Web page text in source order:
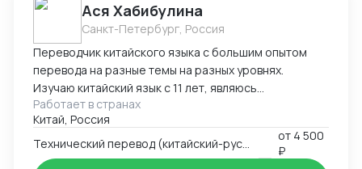
Ася Хабибулина
Санкт-Петербург, Россия
Переводчик китайского языка с большим опытом
перевода на разные темы на разных уровнях.
Изучаю китайский язык с 11 лет, являюсь
выпускником факультета Китаеведения Восточного
Института ДВГУ. Шесть лет прожила в Китае,
обучаясь в магистратуре и работая переводчиком
как индивидуально, так и в крупных китайских
Работает в странах
Китай, Россия
от 4 500
₽